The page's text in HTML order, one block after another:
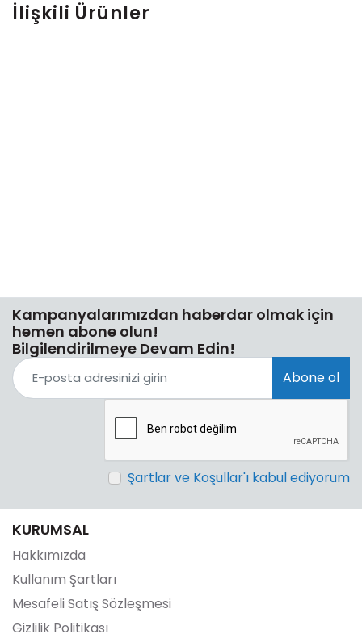
İlişkili Ürünler
Kampanyalarımızdan haberdar olmak için
hemen abone olun!
Bilgilendirilmeye Devam Edin!
Abone ol
Şartlar ve Koşullar'ı kabul ediyorum
KURUMSAL
Hakkımızda
Kullanım Şartları
Mesafeli Satış Sözleşmesi
Gizlilik Politikası